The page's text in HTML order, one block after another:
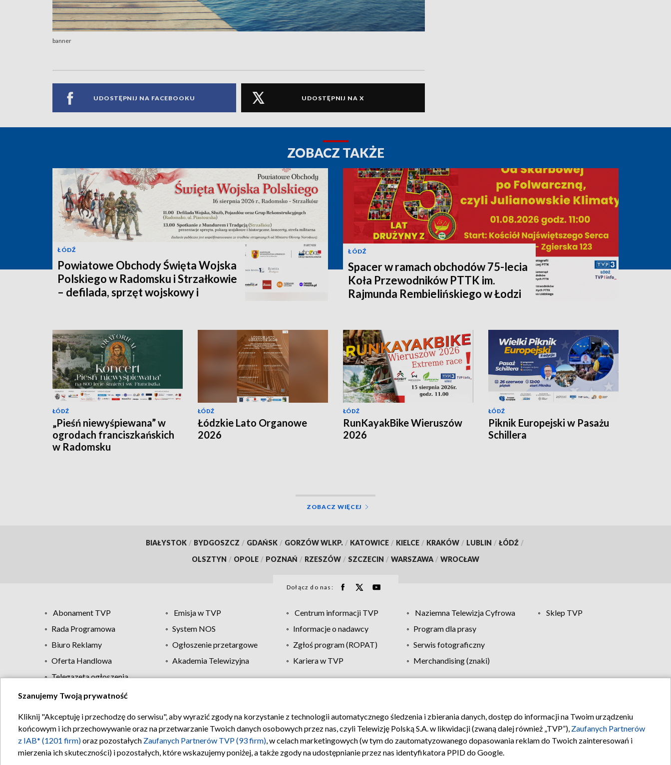
banner
UDOSTĘPNIJ NA FACEBOOKU UDOSTĘPNIJ NA X
ZOBACZ TAKŻE
ŁÓDŹ
Powiatowe Obchody Święta Wojska
Polskiego w Radomsku i Strzałkowie
– defilada, sprzęt wojskowy i
ŁÓDŹ
Spacer w ramach obchodów 75-lecia
Koła Przewodników PTTK im.
Rajmunda Rembielińskiego w Łodzi
ŁÓDŹ
„Pieśń niewyśpiewana” w
ogrodach franciszkańskich
w Radomsku
ŁÓDŹ
Łódzkie Lato Organowe
2026
ŁÓDŹ
RunKayakBike Wieruszów
2026
ŁÓDŹ
Piknik Europejski w Pasażu
Schillera
ZOBACZ WIĘCEJ
BIAŁYSTOK / BYDGOSZCZ / GDAŃSK / GORZÓW WLKP. / KATOWICE / KIELCE / KRAKÓW / LUBLIN / ŁÓDŹ /
OLSZTYN / OPOLE / POZNAŃ / RZESZÓW / SZCZECIN / WARSZAWA / WROCŁAW
Dołącz do nas:
Abonament TVP Emisja w TVP Centrum informacji TVP Naziemna Telewizja Cyfrowa
Sklep TVP
Rada Programowa
System NOS Informacje o nadawcy
Program dla prasy
Biuro Reklamy
Ogłoszenie przetargowe Zgłoś program (ROPAT)
Serwis fotograficzny
Oferta Handlowa
Akademia Telewizyjna Kariera w TVP
Merchandising (znaki)
Telegazeta ogłoszenia
Regulamin TVP Polityka prywatności Moje zgody Pomoc Biuro reklamy Kontakt
Szanujemy Twoją prywatność
Kliknij "Akceptuję i przechodzę do serwisu", aby wyrazić zgody na korzystanie z technologii automatycznego śledzenia i zbierania danych, dostęp do informacji na Twoim urządzeniu
końcowym i ich przechowywanie oraz na przetwarzanie Twoich danych osobowych przez nas, czyli Telewizję Polską S.A. w likwidacji (zwaną dalej również „TVP”), Zaufanych Partnerów
z IAB* (1201 firm)oraz pozostałych Zaufanych Partnerów TVP (93 firm), w celach marketingowych (w tym do zautomatyzowanego dopasowania reklam do Twoich zainteresowań i
mierzenia ich skuteczności) i pozostałych, które wskazujemy poniżej, a także zgody na udostępnianie przez nas identyfikatora PPID do Google.